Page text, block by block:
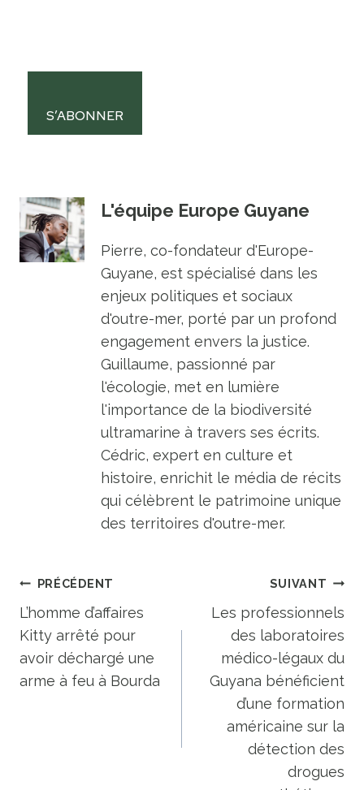
S’ABONNER
L'équipe Europe Guyane
Pierre, co-fondateur d'Europe-
Guyane, est spécialisé dans les
enjeux politiques et sociaux
d'outre-mer, porté par un profond
engagement envers la justice.
Guillaume, passionné par
l'écologie, met en lumière
l'importance de la biodiversité
ultramarine à travers ses écrits.
Cédric, expert en culture et
histoire, enrichit le média de récits
qui célèbrent le patrimoine unique
des territoires d'outre-mer.
Navigation
de
l’article
PRÉCÉDENT
L’homme d’affaires
Kitty arrêté pour
avoir déchargé une
arme à feu à Bourda
SUIVANT
Les professionnels
des laboratoires
médico-légaux du
Guyana bénéficient
d’une formation
américaine sur la
détection des
drogues